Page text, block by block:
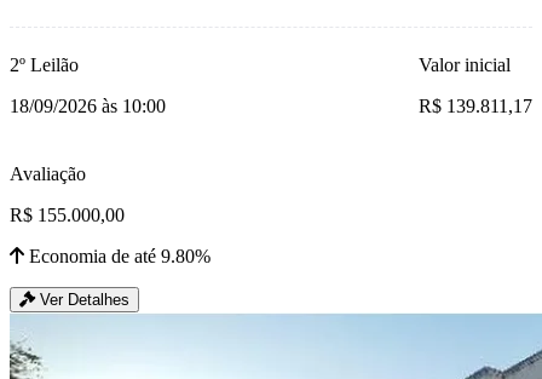
2º Leilão
18/09/2026 às 10:00
Valor inicial
R$ 139.811,17
Avaliação
R$ 155.000,00
Economia de até 9.80%
Ver Detalhes